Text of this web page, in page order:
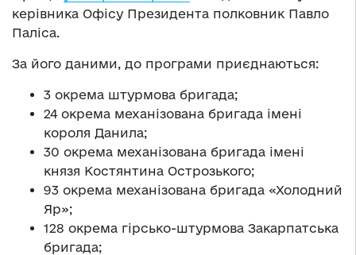
керівника Офісу Президента полковник Павло
Паліса.
За його даними, до програми приєднаються:
3 окрема штурмова бригада;
24 окрема механізована бригада імені
короля Данила;
30 окрема механізована бригада імені
князя Костянтина Острозького;
93 окрема механізована бригада «Холодний
Яр»;
128 окрема гірсько-штурмова Закарпатська
бригада;